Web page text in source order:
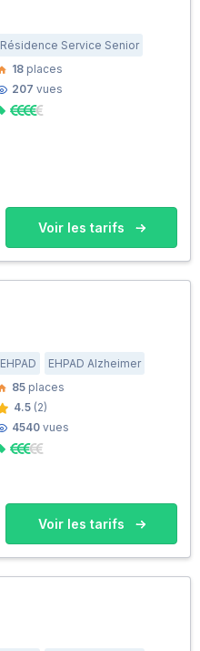
Résidence Service Senior
18 places
207 vues
Voir les tarifs
EHPAD
EHPAD Alzheimer
85 places
4.5 (2)
4540 vues
Voir les tarifs